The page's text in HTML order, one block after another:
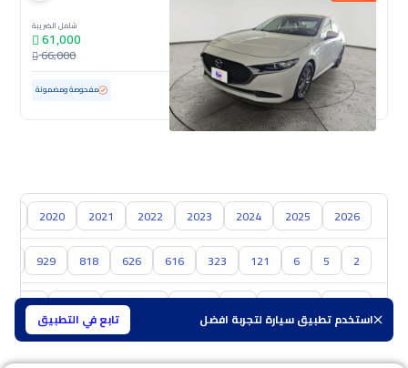
استخدم تطبيق سيارة لتجربة افضل تابع في التطبيق
شامل الضريبة
61,000
66,000
مستعملة 50,600 كم مفحوصة ومضمونة
2026
2025
2024
2023
2022
2021
2020
2
5
6
121
323
616
626
818
929
سوزوكي هافال GAC